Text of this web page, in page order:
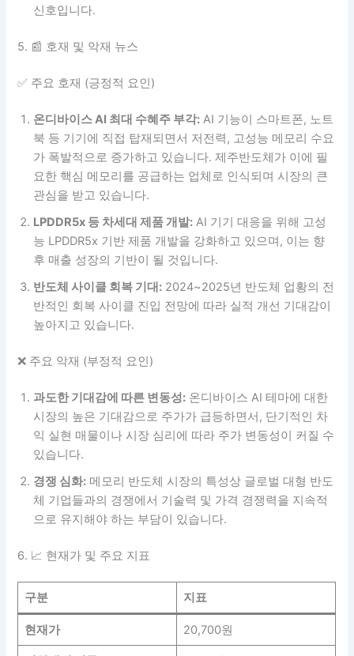
신호입니다.
5. 📰 호재 및 악재 뉴스
✅ 주요 호재 (긍정적 요인)
온디바이스 AI 최대 수혜주 부각: AI 기능이 스마트폰, 노트
북 등 기기에 직접 탑재되면서 저전력, 고성능 메모리 수요
가 폭발적으로 증가하고 있습니다. 제주반도체가 이에 필
요한 핵심 메모리를 공급하는 업체로 인식되며 시장의 큰
관심을 받고 있습니다.
LPDDR5x 등 차세대 제품 개발: AI 기기 대응을 위해 고성
능 LPDDR5x 기반 제품 개발을 강화하고 있으며, 이는 향
후 매출 성장의 기반이 될 것입니다.
반도체 사이클 회복 기대: 2024~2025년 반도체 업황의 전
반적인 회복 사이클 진입 전망에 따라 실적 개선 기대감이
높아지고 있습니다.
❌ 주요 악재 (부정적 요인)
과도한 기대감에 따른 변동성: 온디바이스 AI 테마에 대한
시장의 높은 기대감으로 주가가 급등하면서, 단기적인 차
익 실현 매물이나 시장 심리에 따라 주가 변동성이 커질 수
있습니다.
경쟁 심화: 메모리 반도체 시장의 특성상 글로벌 대형 반도
체 기업들과의 경쟁에서 기술력 및 가격 경쟁력을 지속적
으로 유지해야 하는 부담이 있습니다.
6. 📈 현재가 및 주요 지표
구분 지표
현재가 20,700원